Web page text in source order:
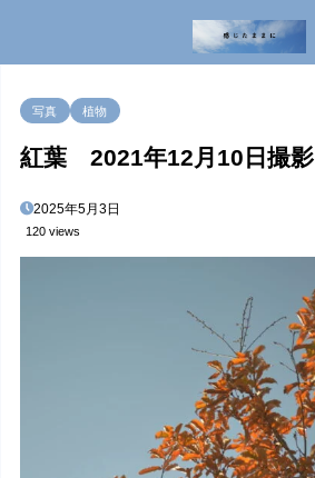
写真 植物
紅葉 2021年12月10日撮影
2025年5月3日
120 views